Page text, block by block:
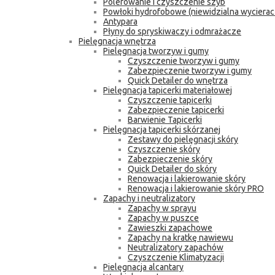
Powłoki hydrofobowe (niewidzialna
Antypara
Płyny do spryskiwaczy i odmrażacze
Pielęgnacja wnętrza
Pielęgnacja tworzyw i gumy
Czyszczenie tworzyw i gumy
Zabezpieczenie tworzyw i gumy
Quick Detailer do wnętrza
Pielęgnacja tapicerki materiałowej
Czyszczenie tapicerki
Zabezpieczenie tapicerki
Barwienie Tapicerki
Pielęgnacja tapicerki skórzanej
Zestawy do pielęgnacji skóry
Czyszczenie skóry
Zabezpieczenie skóry
Quick Detailer do skóry
Renowacja i lakierowanie skóry
Renowacja i lakierowanie skóry PRO
Zapachy i neutralizatory
Zapachy w sprayu
Zapachy w puszce
Zawieszki zapachowe
Zapachy na kratkę nawiewu
Neutralizatory zapachów
Czyszczenie Klimatyzacji
Pielęgnacja alcantary